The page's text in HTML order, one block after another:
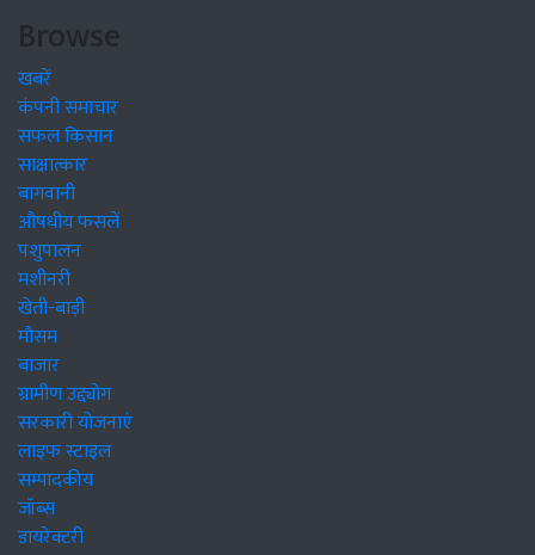
Browse
खबरें
कंपनी समाचार
सफल किसान
साक्षात्कार
बागवानी
औषधीय फसलें
पशुपालन
मशीनरी
खेती-बाड़ी
मौसम
बाजार
ग्रामीण उद्द्योग
सरकारी योजनाएं
लाइफ स्टाइल
सम्पादकीय
जॉब्स
डायरेक्टरी